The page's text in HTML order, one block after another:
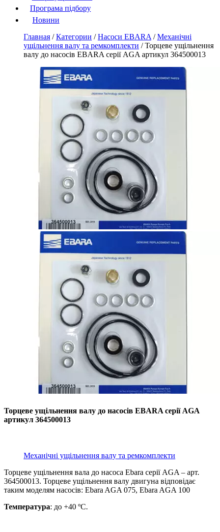
Програма підбору
Новини
Главная /Категории /Насоси EBARA/Механічні
ущільнення валу та ремкомплекти /Торцеве ущільнення
валу до насосів EBARA серії AGA артикул 364500013
Торцеве ущільнення валу до насосів EBARA серії AGA
артикул 364500013
Механічні ущільнення валу та ремкомплекти
Торцеве ущільнення вала до насоса Ebara серії AGA – арт.
364500013. Торцеве ущільнення валу двигуна відповідає
таким моделям насосів: Ebara AGA 075, Ebara AGA 100
Температура: до +40 ºС.